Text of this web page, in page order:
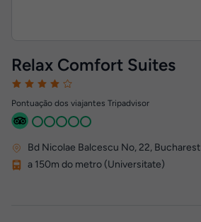
Relax Comfort Suites
Pontuação dos viajantes Tripadvisor
Bd Nicolae Balcescu No, 22, Bucharest
a 150m do metro (Universitate)